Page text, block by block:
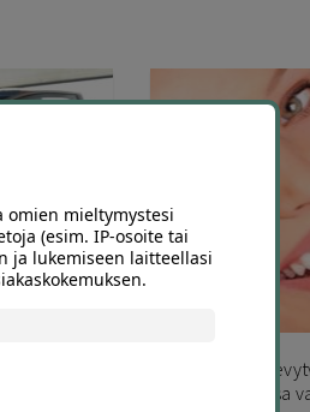
Hampaiden
Ruoholahdessa
omien mieltymystesi
(esim. IP-osoite tai
ja lukemiseen laitteellasi